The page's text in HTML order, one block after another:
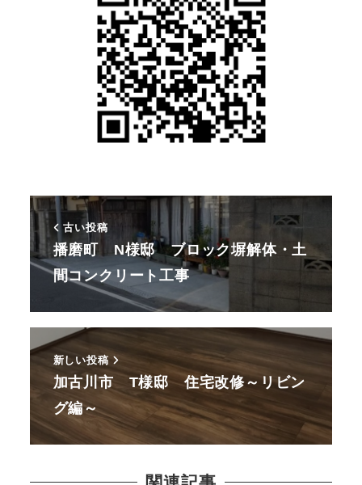
古い投稿
播磨町 N様邸 ブロック塀解体・土
間コンクリート工事
新しい投稿
加古川市 T様邸 住宅改修～リビン
グ編～